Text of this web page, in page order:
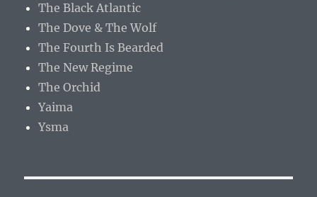
The Black Atlantic
The Dove & The Wolf
The Fourth Is Bearded
The New Regime
The Orchid
Yaima
Ysma